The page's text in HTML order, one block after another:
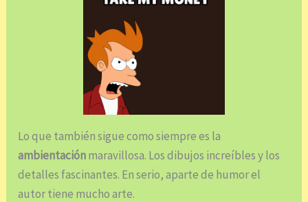
Lo que también sigue como siempre es la
ambientaciónmaravillosa. Los dibujos increíbles y los
detalles fascinantes. En serio, aparte de humor el
autor tiene mucho arte.